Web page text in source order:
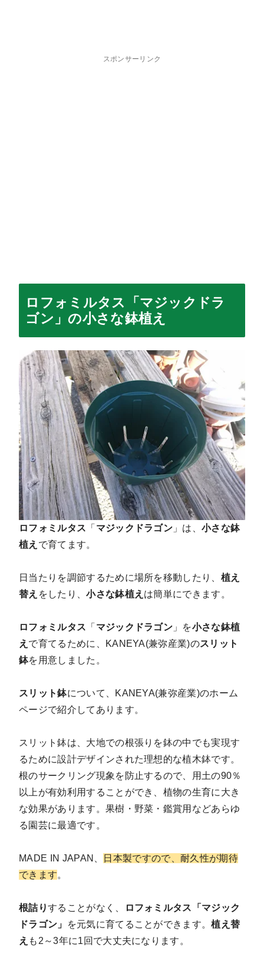
スポンサーリンク
ロフォミルタス「マジックドラ
ゴン」の小さな鉢植え
ロフォミルタス 「 マジックドラゴン 」は、小さな鉢
植え で育てます。
日当たりを調節するために場所を移動したり、 植え
替え をしたり、小さな鉢植え は簡単にできます。
ロフォミルタス 「 マジックドラゴン 」を小さな鉢植
え で育てるために、KANEYA(兼弥産業)のスリット
鉢を用意しました。
スリット鉢について、KANEYA(兼弥産業)のホーム
ページで紹介してあります。
スリット鉢は、大地での根張りを鉢の中でも実現す
るために設計デザインされた理想的な植木鉢です。
根のサークリング現象を防止するので、用土の90％
以上が有効利用することができ、植物の生育に大き
な効果があります。果樹・野菜・鑑賞用などあらゆ
る園芸に最適です。
MADE IN JAPAN、
日本製ですので、耐久性が期待
できます。
根詰りすることがなく、
ロフォミルタス「マジック
ドラゴン」
を元気に育てることができます。植え替
え も2～3年に1回で大丈夫になります。